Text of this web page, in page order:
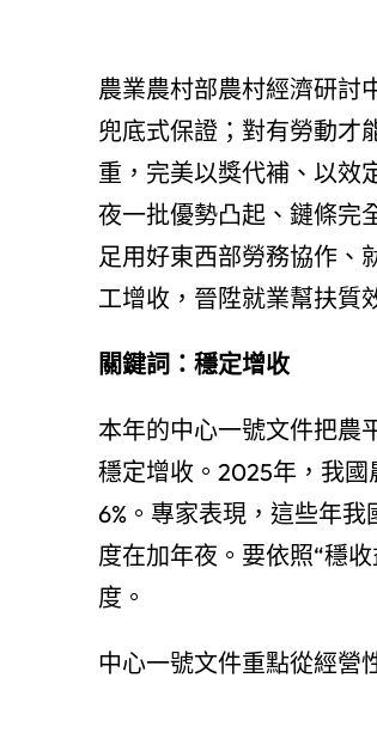
農業農村部農村經濟研討
兜底式保證；對有勞動才
重，完美以獎代補、以效
夜一批優勢凸起、鏈條完
足用好東西部勞務協作、
工增收，晉陞就業幫扶質
關鍵詞：穩定增收
本年的中心一號文件把農
穩定增收。2025年，我
6%。專家表現，這些年
度在加年夜。要依照“穩
度。
中心一號文件重點從經營